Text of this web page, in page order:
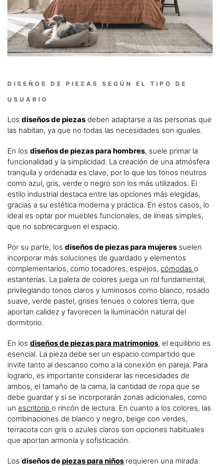
DISEÑOS DE PIEZAS SEGÚN EL TIPO DE
USUARIO
Los diseños de piezas deben adaptarse a las personas que
las habitan, ya que no todas las necesidades son iguales.
En los diseños de piezas para hombres, suele primar la
funcionalidad y la simplicidad. La creación de una atmósfera
tranquila y ordenada es clave, por lo que los tonos neutros
como azul, gris, verde o negro son los más utilizados. El
estilo industrial destaca entre las opciones más elegidas,
gracias a su estética moderna y práctica. En estos casos, lo
ideal es optar por muebles funcionales, de líneas simples,
que no sobrecarguen el espacio.
Por su parte, los diseños de piezas para mujeres suelen
incorporar más soluciones de guardado y elementos
complementarios, como tocadores, espejos, cómodas o
estanterías. La paleta de colores juega un rol fundamental,
privilegiando tonos claros y luminosos como blanco, rosado
suave, verde pastel, grises tenues o colores tierra, que
aportan calidez y favorecen la iluminación natural del
dormitorio.
En los diseños de piezas para matrimonios, el equilibrio es
esencial. La pieza debe ser un espacio compartido que
invite tanto al descanso como a la conexión en pareja. Para
lograrlo, es importante considerar las necesidades de
ambos, el tamaño de la cama, la cantidad de ropa que se
debe guardar y si se incorporarán zonas adicionales, como
un escritorio o rincón de lectura. En cuanto a los colores, las
combinaciones de blanco y negro, beige con verdes,
terracota con gris o azules claros son opciones habituales
que aportan armonía y sofisticación.
Los diseños depiezas para niños requieren una mirada